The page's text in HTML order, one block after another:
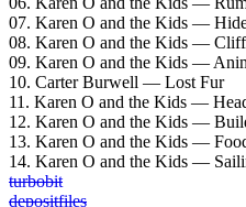
07. Karen O and the Kids —
08. Karen O and the Kids —
09. Karen O and the Kids —
10. Carter Burwell — Lost Fur
11. Karen O and the Kids —
12. Karen O and the Kids —
13. Karen O and the Kids —
14. Karen O and the Kids —
turbobit
depositfiles